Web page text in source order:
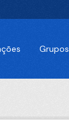
Grupos